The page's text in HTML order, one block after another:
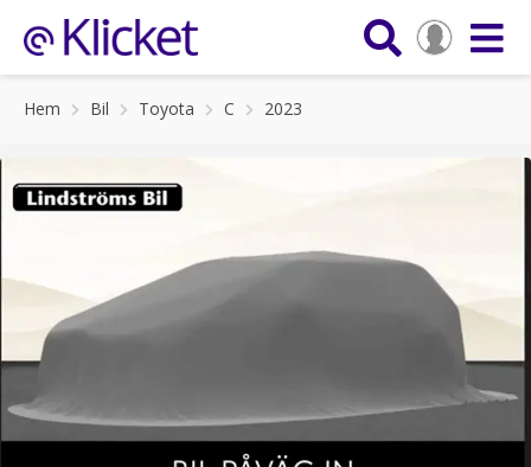
Hem Bil Toyota C 2023